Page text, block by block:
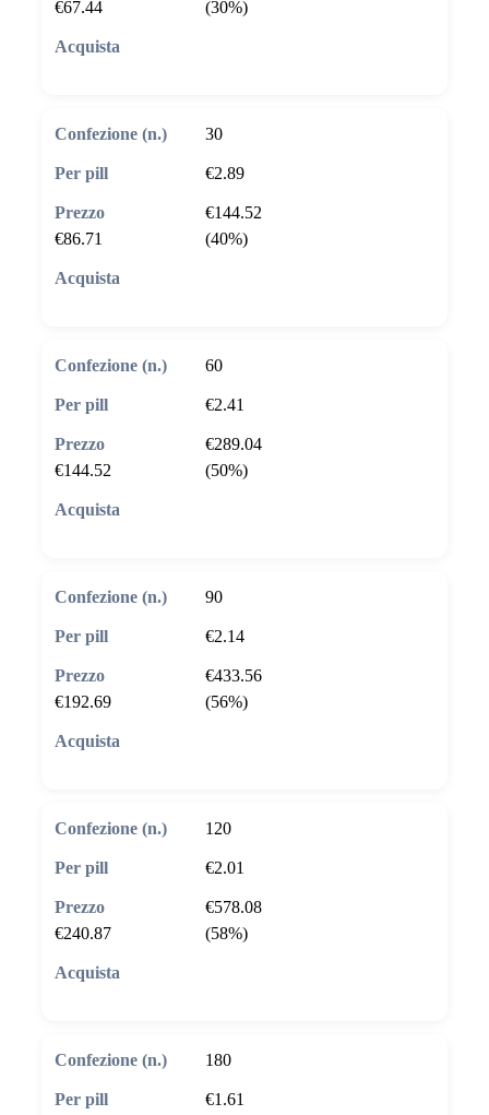
€67.44 (30%)
30
€2.89
€144.52
€86.71
(40%)
60
€2.41
€289.04
€144.52
(50%)
90
€2.14
€433.56
€192.69
(56%)
120
€2.01
€578.08
€240.87
(58%)
180
€1.61